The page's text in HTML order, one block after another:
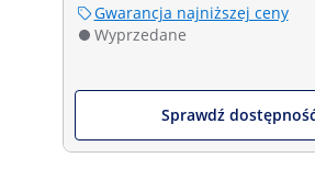
Gwarancja najniższej ceny
Wyprzedane
Sprawdź